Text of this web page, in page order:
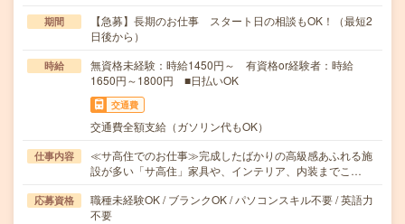
期間
【急募】長期のお仕事 スタート日の相談もOK！（最短2
日後から）
時給
無資格未経験：時給1450円～ 有資格or経験者：時給
1650円～1800円 ■日払いOK
交通費
交通費全額支給（ガソリン代もOK）
仕事内容
≪サ高住でのお仕事≫完成したばかりの高級感あふれる施
設が多い「サ高住」家具や、インテリア、内装までこ…
応募資格
職種未経験OK / ブランクOK / パソコンスキル不要 / 英語力
不要